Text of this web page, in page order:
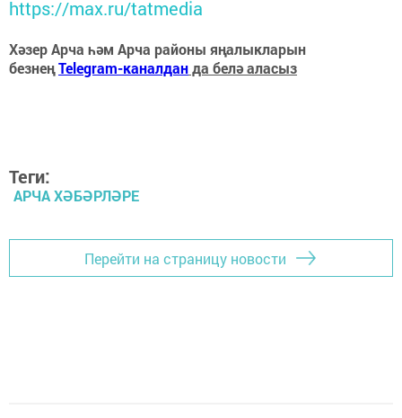
https://max.ru/tatmedia
Хәзер Арча һәм Арча районы яңалыкларын
безнеңTelegram-каналданда белә аласыз
Теги:
АРЧА ХӘБӘРЛӘРЕ
Перейти на страницу новости